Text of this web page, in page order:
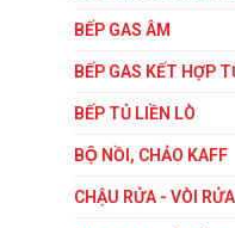
BẾP GAS ÂM
BẾP GAS KẾT HỢP
BẾP TỦ LIỀN LÒ
BỘ NỒI, CHẢO KAFF
CHẬU RỬA - VÒI RỬA